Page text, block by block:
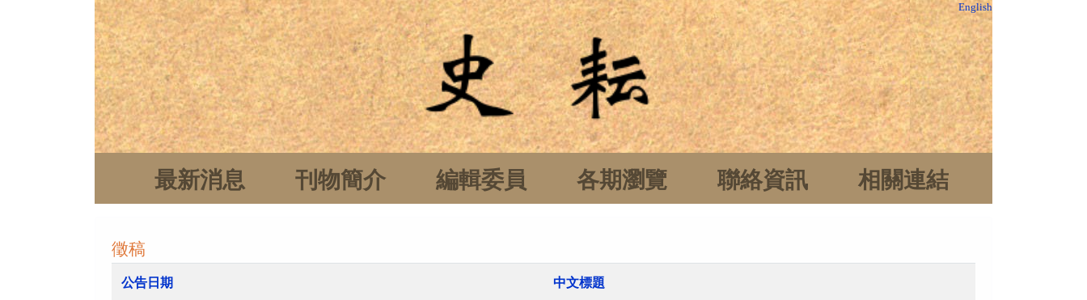
English
最新消息 刊物簡介 編輯委員 各期瀏覽 聯絡資訊 相關連結
徵稿
公告日期 中文標題